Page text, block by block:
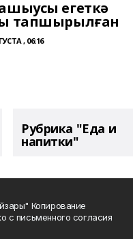
егеткә
тапшырылған
, 06:16
Рубрика "Еда и
напитки"
Копирование
с письменного согласия